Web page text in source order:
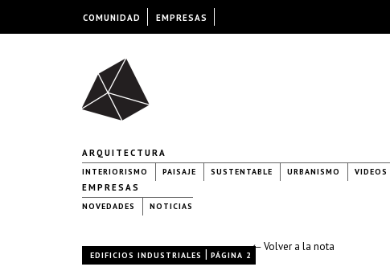
ARQUITECTURA
INTERIORISMO PAISAJE SUSTENTABLE URBANISMO VIDEOS
EMPRESAS
NOVEDADES NOTICIAS
← Volver a la nota
EDIFICIOS INDUSTRIALES | PÁGINA 2
COMUNIDAD EMPRESAS